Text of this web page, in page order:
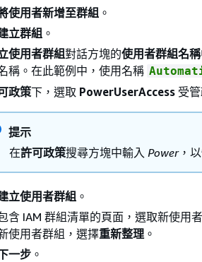
使用者新增至群組 。
立群組 。
使用者群組對話方塊的使用者群組名稱
稱。在此範例中，使用名稱
政策下，選取 PowerUserAccess 受
提示
在許可政策搜尋方塊中輸入 Power，
立使用者群組 。
含 IAM 群組清單的頁面，選取新使用
使用者群組，選擇重新整理 。
一步 。